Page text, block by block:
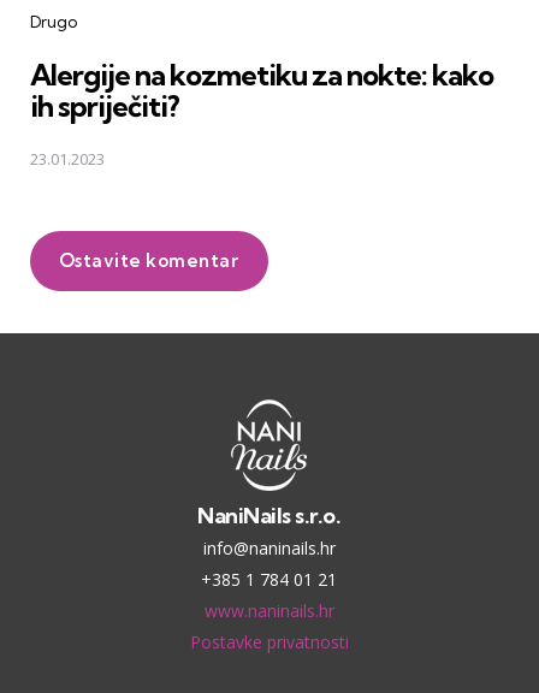
Drugo
Alergije na kozmetiku za nokte: kako
ih spriječiti?
23.01.2023
Ostavite komentar
NaniNails s.r.o.
info@naninails.hr
+385 1 784 01 21
www.naninails.hr
Postavke privatnosti